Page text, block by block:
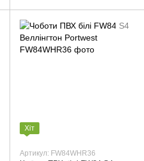
Хіт
Артикул: FW84WHR36